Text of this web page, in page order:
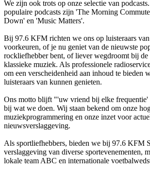
We zijn ook trots op onze selectie van
populaire podcasts zijn 'The Morning
Down' en 'Music Matters'.
Bij 97.6 KFM richten we ons op luisteraars
voorkeuren, of je nu geniet van de nieuwste
rockliefhebber bent, of liever wegdroomt bij de
klassieke muziek. Als professionele
om een verscheidenheid aan inhoud te bieden
luisteraars van kunnen genieten.
Ons motto blijft "'uw vriend bij elke frequentie'
bij wat we doen. Wij staan bekend om onze
muziekprogrammering en onze inzet voor
nieuwsverslaggeving.
Als sportliefhebbers, bieden we bij 97.6 KFM
verslaggeving van diverse sportevenementen,
lokale team ABC en internationale